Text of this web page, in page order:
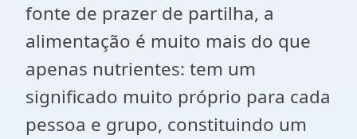
fonte de prazer de partilha, a
alimentação é muito mais do que
apenas nutrientes: tem um
significado muito próprio para cada
pessoa e grupo, constituindo um